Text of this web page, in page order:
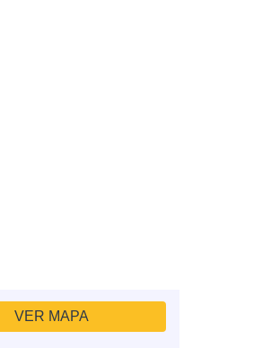
VER MAPA